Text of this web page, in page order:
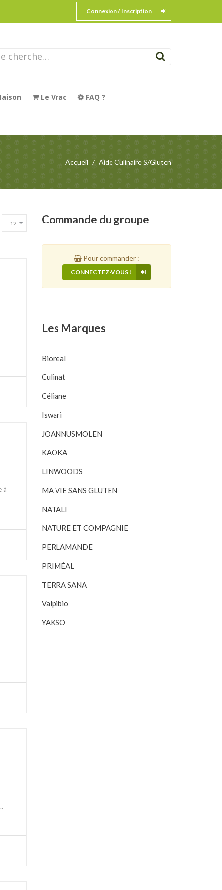
Connexion / Inscription
Le Vrac FAQ ?
Accueil Aide Culinaire S/Gluten
à
Commande du groupe
Pour commander :
CONNECTEZ-VOUS !
Les Marques
Bioreal
Culinat
Céliane
Iswari
JOANNUSMOLEN
KAOKA
LINWOODS
MA VIE SANS GLUTEN
NATALI
NATURE ET COMPAGNIE
PERLAMANDE
PRIMÉAL
TERRA SANA
Valpibio
YAKSO